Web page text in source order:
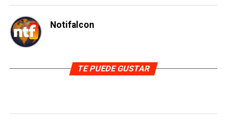
Notifalcon
TE PUEDE GUSTAR